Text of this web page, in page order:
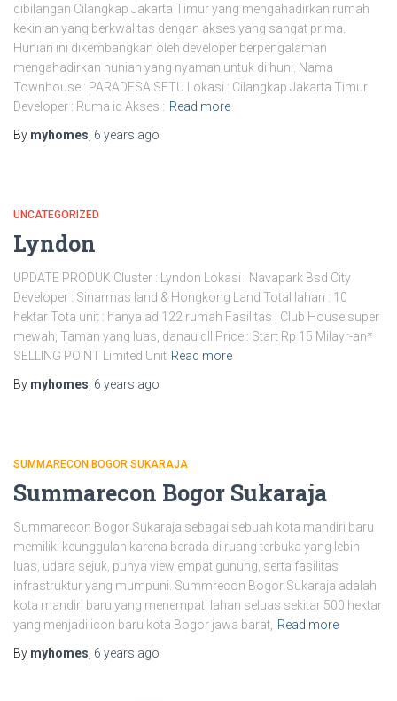
dibilangan Cilangkap Jakarta Timur yang mengahadirkan rumah
kekinian yang berkwalitas dengan akses yang sangat prima.
Hunian ini dikembangkan oleh developer berpengalaman
mengahadirkan hunian yang nyaman untuk di huni. Nama
Townhouse : PARADESA SETU Lokasi : Cilangkap Jakarta Timur
Developer : Ruma id Akses : Read more
By myhomes 6 years ago
UNCATEGORIZED
Lyndon
UPDATE PRODUK Cluster : Lyndon Lokasi : Navapark Bsd City
Developer : Sinarmas land & Hongkong Land Total lahan : 10
hektar Tota unit : hanya ad 122 rumah Fasilitas : Club House super
mewah, Taman yang luas, danau dll Price : Start Rp 15 Milayr-an*
SELLING POINT Limited Unit Read more
By myhomes 6 years ago
SUMMARECON BOGOR SUKARAJA
Summarecon Bogor Sukaraja
Summarecon Bogor Sukaraja sebagai sebuah kota mandiri baru
memiliki keunggulan karena berada di ruang terbuka yang lebih
luas, udara sejuk, punya view empat gunung, serta fasilitas
infrastruktur yang mumpuni. Summrecon Bogor Sukaraja adalah
kota mandiri baru yang menempati lahan seluas sekitar 500 hektar
yang menjadi icon baru kota Bogor jawa barat, Read more
By myhomes 6 years ago